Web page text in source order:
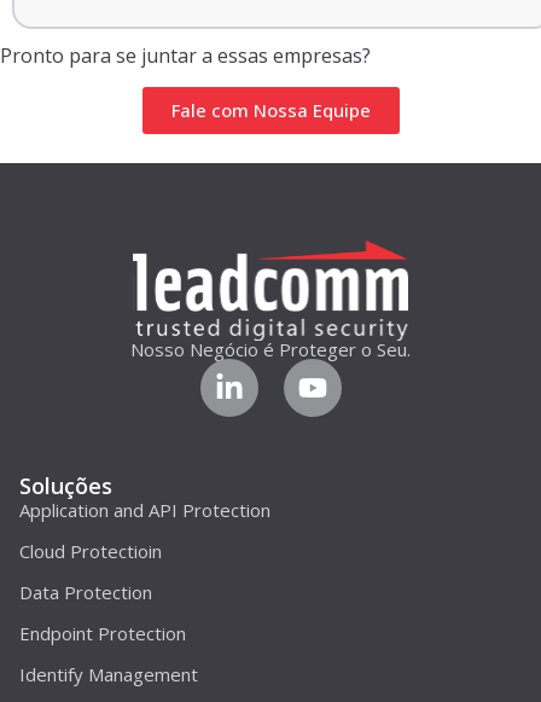
Pronto para se juntar a essas empresas?
Fale com Nossa Equipe
Nosso Negócio é Proteger o Seu.
Soluções
Application and API Protection
Cloud Protectioin
Data Protection
Endpoint Protection
Identify Management